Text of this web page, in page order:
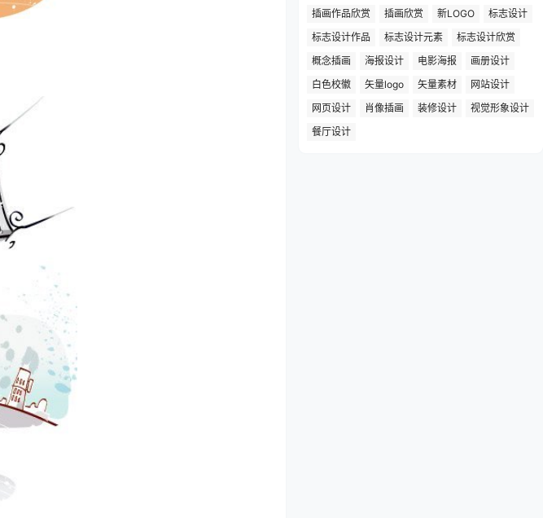
插画作品欣赏
插画欣赏 新LOGO
标志设计
标志设计作品
标志设计元素
标志设计欣赏
概念插画
海报设计 电影海报
画册设计
白色校徽
矢量logo 矢量素材
网站设计
网页设计
肖像插画 装修设计
视觉形象设计
餐厅设计